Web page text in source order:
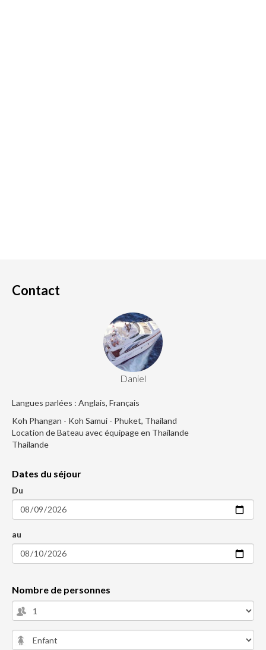
Contact
Daniel
Langues parlées : Anglais, Français
Koh Phangan - Koh Samui - Phuket, Thailand
Location de Bateau avec équipage en Thailande
Thailande
Dates du séjour
Du
au
Nombre de personnes